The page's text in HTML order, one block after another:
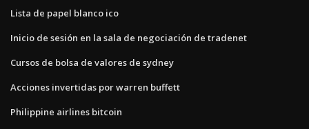
Lista de papel blanco ico
Inicio de sesión en la sala de negociación de tradenet
Cursos de bolsa de valores de sydney
Acciones invertidas por warren buffett
Philippine airlines bitcoin